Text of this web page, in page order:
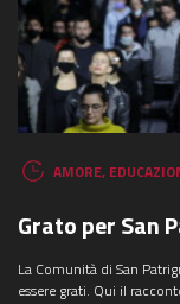
AMORE,
Grato per San
La Comunità di San
essere grati. Qui il